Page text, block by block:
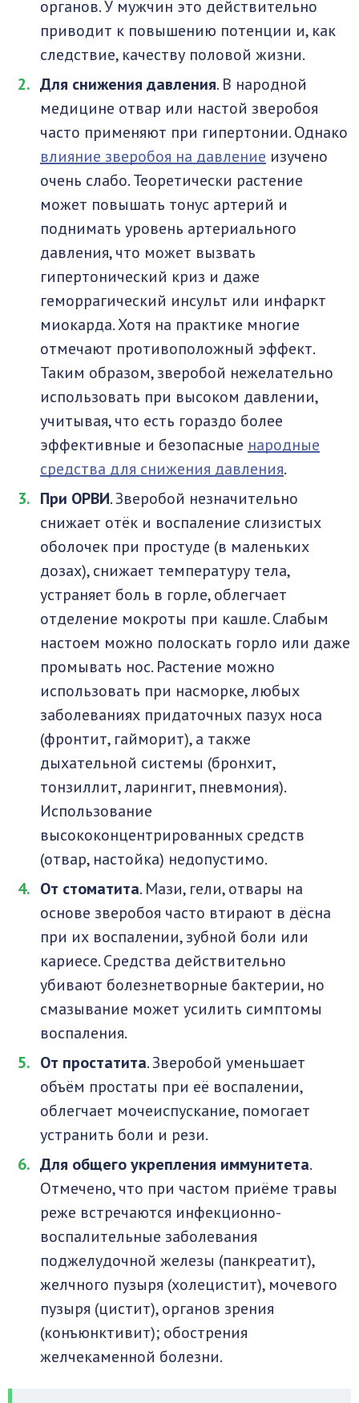
органов. У мужчин это действительно
приводит к повышению потенции и, как
следствие, качеству половой жизни.
Для снижения давления. В народной
медицине отвар или настой зверобоя
часто применяют при гипертонии. Однако
влияние зверобоя на давление изучено
очень слабо. Теоретически растение
может повышать тонус артерий и
поднимать уровень артериального
давления, что может вызвать
гипертонический криз и даже
геморрагический инсульт или инфаркт
миокарда. Хотя на практике многие
отмечают противоположный эффект.
Таким образом, зверобой нежелательно
использовать при высоком давлении,
учитывая, что есть гораздо более
эффективные и безопасные народные
средства для снижения давления.
При ОРВИ. Зверобой незначительно
снижает отёк и воспаление слизистых
оболочек при простуде (в маленьких
дозах), снижает температуру тела,
устраняет боль в горле, облегчает
отделение мокроты при кашле. Слабым
настоем можно полоскать горло или даже
промывать нос. Растение можно
использовать при насморке, любых
заболеваниях придаточных пазух носа
(фронтит, гайморит), а также
дыхательной системы (бронхит,
тонзиллит, ларингит, пневмония).
Использование
высококонцентрированных средств
(отвар, настойка) недопустимо.
От стоматита. Мази, гели, отвары на
основе зверобоя часто втирают в дёсна
при их воспалении, зубной боли или
кариесе. Средства действительно
убивают болезнетворные бактерии, но
смазывание может усилить симптомы
воспаления.
От простатита. Зверобой уменьшает
объём простаты при её воспалении,
облегчает мочеиспускание, помогает
устранить боли и рези.
Для общего укрепления иммунитета.
Отмечено, что при частом приёме травы
реже встречаются инфекционно-
воспалительные заболевания
поджелудочной железы (панкреатит),
желчного пузыря (холецистит), мочевого
пузыря (цистит), органов зрения
(конъюнктивит); обострения
желчекаменной болезни.